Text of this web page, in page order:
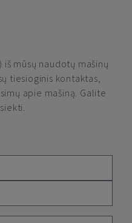
iš mūsų naudotų mašinų
tiesioginis kontaktas,
apie mašiną. Galite